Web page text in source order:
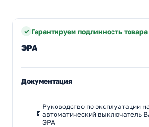
Гарантируем подлинность товара
ЭРА
Документация
Руководство по эксплуатации на
автоматический выключатель
ЭРА